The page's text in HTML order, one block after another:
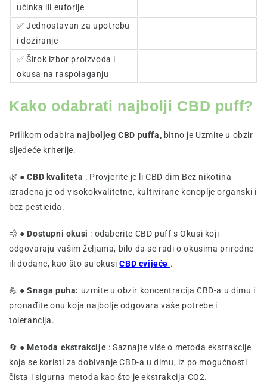
učinka ili euforije
✅ Jednostavan za upotrebu
i doziranje
✅ Širok izbor proizvoda i
okusa na raspolaganju
Kako odabrati najbolji CBD puff?
Prilikom odabiranajboljeg CBD puffa, bitno je Uzmite u obzir
sljedeće kriterije:
🌿 ●CBD kvaliteta : Provjerite je li CBD dim Bez nikotina
izrađena je od visokokvalitetne, kultivirane konoplje organski i
bez pesticida.
💨 ● Dostupni okusi : odaberite CBD puff s Okusi koji
odgovaraju vašim željama, bilo da se radi o okusima prirodne
ili dodane, kao što su okusiCBD cvijeće .
💪 ●Snaga puha: uzmite u obzir koncentracija CBD-a u dimu i
pronađite onu koja najbolje odgovara vaše potrebe i
tolerancija.
🔄 ● Metoda ekstrakcije : Saznajte više o metoda ekstrakcije
koja se koristi za dobivanje CBD-a u dimu, iz po mogućnosti
čista i sigurna metoda kao što je ekstrakcija CO2.